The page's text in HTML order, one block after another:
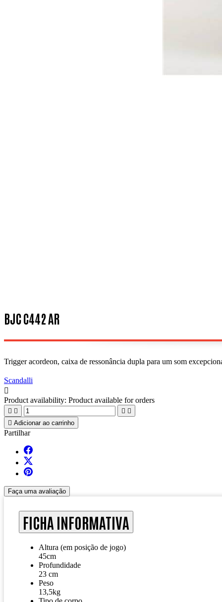
BJC C442 AR
Trigger acordeon, caixa de ressonância dupla para um som
Scandalli

Product availability: Product available for orders
   
 Adicionar ao carrinho
Partilhar
Faça uma avaliação
FICHA INFORMATIVA
Altura (em posição de jogo)
45cm
Profundidade
23 cm
Peso
13,5kg